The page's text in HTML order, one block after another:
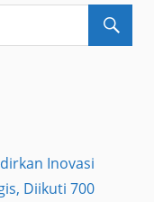
Inovasi
Diikuti 700